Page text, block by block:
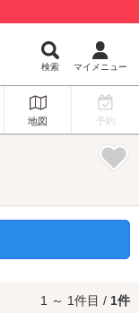
検索 マイメニュー
地図 予約
1 ～ 1件目 / 1件